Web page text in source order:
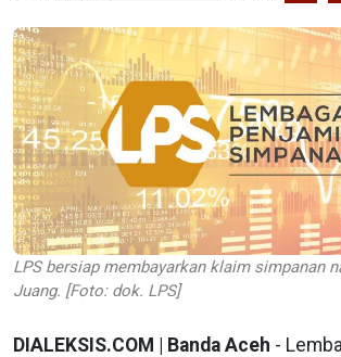
LPS bersiap membayarkan klaim simpanan
Juang. [Foto: dok. LPS]
DIALEKSIS.COM | Banda Aceh -